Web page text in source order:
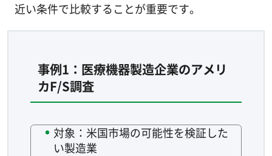
近い条件で比較することが重要です。
事例1：医療機器製造企業のアメリ
カF/S調査
対象：米国市場の可能性を検証した
い製造業